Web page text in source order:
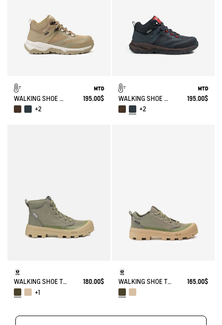
WALKING SHOE MTD PALKA ULTRA-LIGHT
195.00$
+2
WALKING SHOE MTD PALKA ULTRA-LIGHT
195.00$
+2
WALKING SHOE TENERE
180.00$
+1
WALKING SHOE TENERE 165.00$